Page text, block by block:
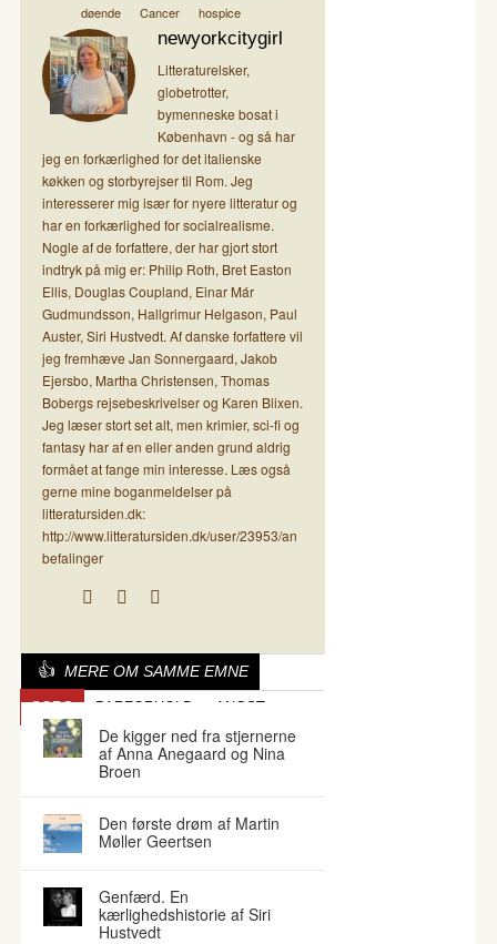
døende
Cancer hospice
newyorkcitygirl
Litteraturelsker,
globetrotter,
bymenneske bosat i
København - og så har
jeg en forkærlighed for det italienske
køkken og storbyrejser til Rom. Jeg
interesserer mig især for nyere litteratur og
har en forkærlighed for socialrealisme.
Nogle af de forfattere, der har gjort stort
indtryk på mig er: Philip Roth, Bret Easton
Ellis, Douglas Coupland, Einar Már
Gudmundsson, Hallgrimur Helgason, Paul
Auster, Siri Hustvedt. Af danske forfattere vil
jeg fremhæve Jan Sonnergaard, Jakob
Ejersbo, Martha Christensen, Thomas
Bobergs rejsebeskrivelser og Karen Blixen.
Jeg læser stort set alt, men krimier, sci-fi og
fantasy har af en eller anden grund aldrig
formået at fange min interesse. Læs også
gerne mine boganmeldelser på
litteratursiden.dk:
http://www.litteratursiden.dk/user/23953/an
befalinger
MERE OM SAMME EMNE
SORG PARFORHOLD ANGST
De kigger ned fra stjernerne
af Anna Anegaard og Nina
Broen
Den første drøm af Martin
Møller Geertsen
Genfærd. En
kærlighedshistorie af Siri
Hustvedt